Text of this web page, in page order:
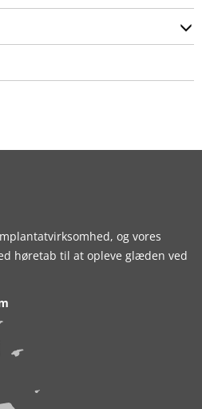
og vores
høretab til at opleve glæden ved